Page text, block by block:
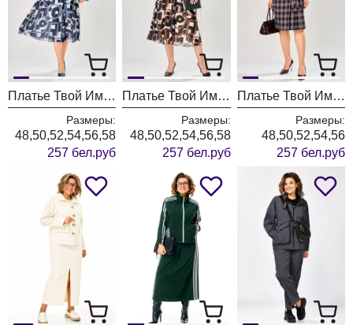
Платье Твой Имидж 2463 серо-голубой с принтом
Размеры:
48,50,52,54,56,58
257 бел.руб
Платье Твой Имидж 2462 пудровый с принтом
Размеры:
48,50,52,54,56,58
257 бел.руб
Платье Твой Имидж 2413 шоколадный в клетку
Размеры:
48,50,52,54,56
257 бел.руб